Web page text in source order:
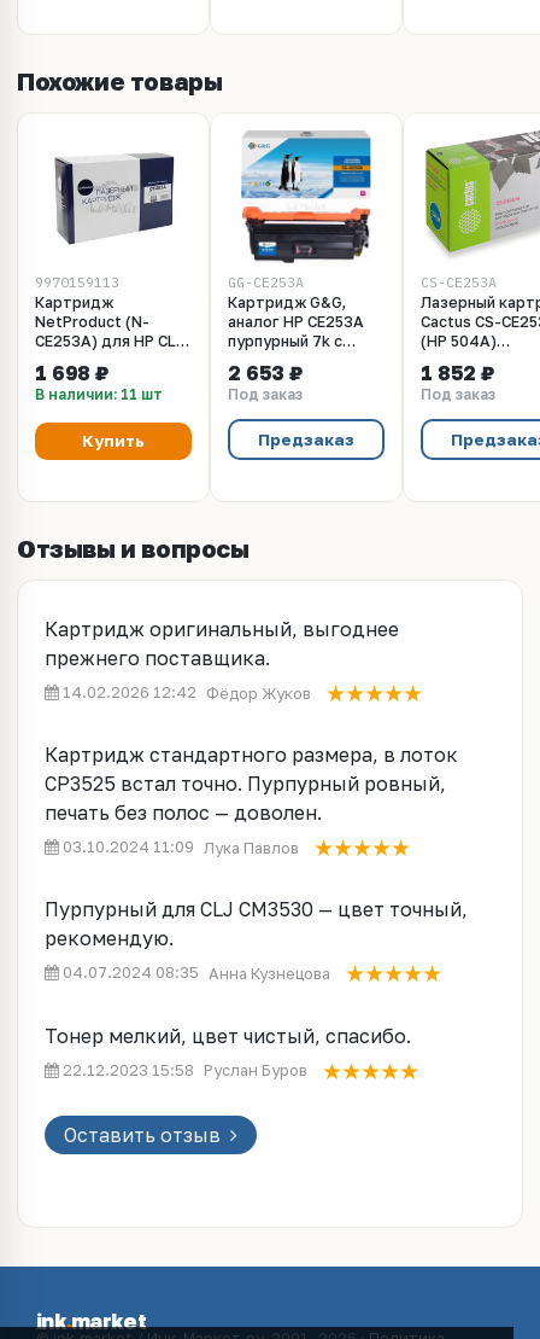
Похожие товары
9970159113
Картридж
NetProduct (N-
CE253A) для HP CLJ
Восстановленный,
M, 7K
1 698 ₽
В наличии: 11 шт
Купить
GG-CE253A
Картридж G&G,
аналог HP CE253A
пурпурный 7k с
2 653 ₽
Под заказ
Предзаказ
CS-CE253A
Лазерный
Cactus CS-
(HP 504A)
принтеров HP
LaserJet
CM3530fs MFP,
CP3520,
CP3525dn,
1 852 ₽
Под заказ
Отзывы и вопросы
Картридж оригинальный, выгоднее
прежнего поставщика.
14.02.2026 12:42 Фёдор Жуков
Картридж стандартного размера, в лоток
CP3525 встал точно. Пурпурный ровный,
печать без полос — доволен.
03.10.2024 11:09 Лука Павлов
Пурпурный для CLJ CM3530 — цвет точный,
рекомендую.
04.07.2024 08:35 Анна Кузнецова
Тонер мелкий, цвет чистый, спасибо.
22.12.2023 15:58 Руслан Буров
Оставить отзыв
ink.market